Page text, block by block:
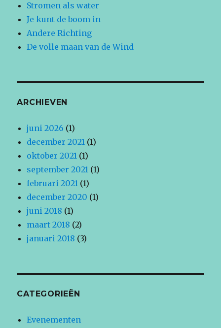
Stromen als water
Je kunt de boom in
Andere Richting
De volle maan van de Wind
ARCHIEVEN
juni 2026 (1)
december 2021 (1)
oktober 2021 (1)
september 2021 (1)
februari 2021 (1)
december 2020 (1)
juni 2018 (1)
maart 2018 (2)
januari 2018 (3)
CATEGORIEËN
Evenementen